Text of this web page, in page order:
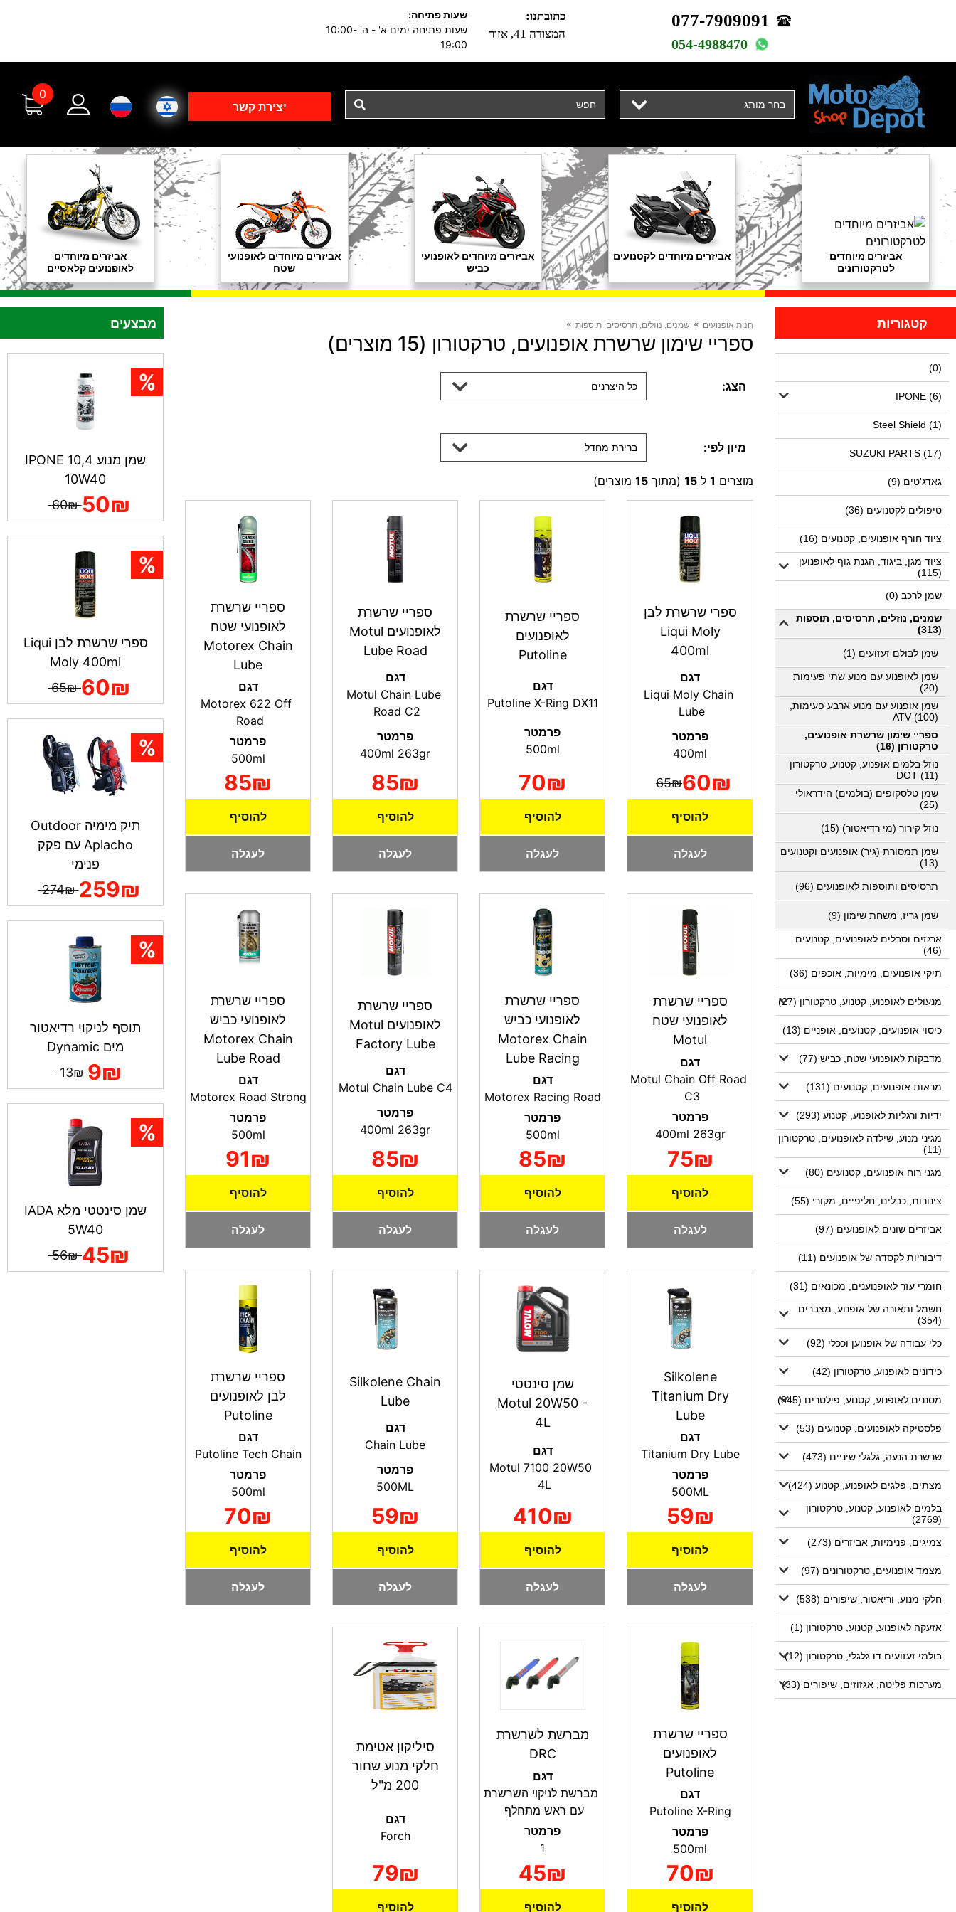
077-7909091
054-4988470
כתובתנו:
המצודה 41, אזור
שעות פתיחה:
שעות פתיחה ימים א' - ה' 10:00-
19:00
בחר מותג יצירת קשר
0
אביזרים מיוחדים
לטרקטורונים
אביזרים מיוחדים לקטנועים
אביזרים מיוחדים לאופנועי
כביש
אביזרים מיוחדים לאופנועי
שטח
אביזרים מיוחדים
לאופנועים קלאסיים
קטגוריות
(0)
IPONE (6)
Steel Shield (1)
SUZUKI PARTS (17)
גאדג'טים (9)
טיפולים לקטנועים (36)
ציוד חורף אופנועים, קטנועים (16)
ציוד מגן, ביגוד, הגנת גוף לאופנוען
(115)
שמן לרכב (0)
שמנים, נוזלים, תרסיסים, תוספות
(313)
שמן לבולם זעזועים (1)
שמן לאופנוע עם מנוע שתי פעימות
(20)
שמן אופנוע עם מנוע ארבע פעימות,
ATV (100)
ספריי שימון שרשרת אופנועים,
טרקטורון (16)
נוזל בלמים אופנוע, קטנוע, טרקטורון
DOT (11)
שמן טלסקופים (בולמים) הידראולי
(25)
נוזל קירור (מי רדיאטור) (15)
שמן תמסורת (גיר) אופנועים וקטנועים
(13)
תרסיסים ותוספות לאופנועים (96)
שמן גריז, משחת שימון (9)
ארגזים וסבלים לאופנועים, קטנועים
(46)
תיקי אופנועים, מימיות, אוכפים (36)
מנעולים לאופנוע, קטנוע, טרקטורון (27)
כיסוי אופנועים, קטנועים, אופניים (13)
מדבקות לאופנועי שטח, כביש (77)
מראות אופנועים, קטנועים (131)
ידיות ורגליות לאופנוע, קטנוע (293)
מגיני מנוע, שילדה לאופנועים, טרקטורון
(11)
מגני רוח אופנועים, קטנועים (80)
צינורות, כבלים, חליפיים, מקורי (55)
אביזרים שונים לאופנועים (97)
דיבוריות לקסדה של אופנועים (11)
חומרי עזר לאופנוענים, מכונאים (31)
חשמל ותאורה של אופנוע, מצברים
(354)
כלי עבודה של אופנוען וככלי (92)
כידונים לאופנוע, טרקטורון (42)
מסננים לאופנוע, קטנוע, פילטרים (845)
פלסטיקה לאופנועים, קטנועים (53)
שרשרת הנעה, גלגלי שיניים (473)
מצתים, פלגים לאופנוע, קטנוע (424)
בלמים לאופנוע, קטנוע, טרקטורון
(2769)
צמיגים, פנימיות, אביזרים (273)
מצמד אופנועים, טרקטורונים (97)
חלקי מנוע, וריאטור, שיפורים (538)
אזעקה לאופנוע, קטנוע, טרקטורון (1)
בולמי זעזועים דו גלגלי, טרקטורון (12)
מערכות פליטה, אגזוזים, שיפורים (33)
חנות אופנועים » שמנים, נוזלים, תרסיסים, תוספות »
ספריי שימון שרשרת אופנועים, טרקטורון (15 מוצרים)
הצג: כל היצרנים
מיון לפי: ברירת מחדל
מוצרים 1 ל15 (מתוך15 מוצרים)
ספרי שרשרת לבן
Liqui Moly
400ml
דגם
Liqui Moly Chain
Lube
פרמטר
60₪
65₪
להוסיף
לעגלה
ספריי שרשרת
לאופנועים
Putoline
דגם
פרמטר
70₪
להוסיף
לעגלה
ספריי שרשרת
לאופנועים Motul
Lube Road
דגם
Motul Chain Lube
Road C2
פרמטר
85₪
להוסיף
לעגלה
ספריי שרשרת
לאופנועי שטח
Motorex Chain
Lube
דגם
Motorex 622 Off
Road
פרמטר
85₪
להוסיף
לעגלה
ספריי שרשרת
לאופנועי שטח
Motul
דגם
Motul Chain Off Road
C3
פרמטר
400ml 263gr
75₪
להוסיף
לעגלה
ספריי שרשרת
לאופנועי כביש
Motorex Chain
Lube Racing
דגם
פרמטר
85₪
להוסיף
לעגלה
ספריי שרשרת
לאופנועים Motul
Factory Lube
דגם
Motul Chain Lube С4
פרמטר
85₪
להוסיף
לעגלה
ספריי שרשרת
לאופנועי כביש
Motorex Chain
Lube Road
דגם
פרמטר
91₪
להוסיף
לעגלה
Silkolene
Titanium Dry
Lube
דגם
Titanium Dry Lube
פרמטר
500ML
59₪
להוסיף
לעגלה
שמן סינטטי
Motul 20W50 -
4L
דגם
Motul 7100 20W50
4L
410₪
להוסיף
לעגלה
Silkolene Chain
Lube
דגם
פרמטר
59₪
להוסיף
לעגלה
ספריי שרשרת
לבן לאופנועים
Putoline
דגם
Putoline Tech Chain
פרמטר
70₪
להוסיף
לעגלה
ספריי שרשרת
לאופנועים
Putoline
דגם
פרמטר
70₪
להוסיף
מברשת לשרשרת
DRC
דגם
מברשת לניקוי השרשרת
עם ראש מתחלף
פרמטר
45₪
להוסיף
סיליקון אטימת
חלקי מנוע שחור
200 מ"ל
דגם
Forch
79₪
להוסיף
מבצעים
שמן מנוע IPONE 10,4
10W40
50₪
60₪
ספרי שרשרת לבן Liqui
Moly 400ml
60₪
65₪
תיק מימיה Outdoor
Aplacho עם פקק
פנימי
259₪
274₪
תוסף לניקוי רדיאטור
מים Dynamic
9₪
13₪
שמן סינטטי מלא IADA
5W40
45₪
56₪